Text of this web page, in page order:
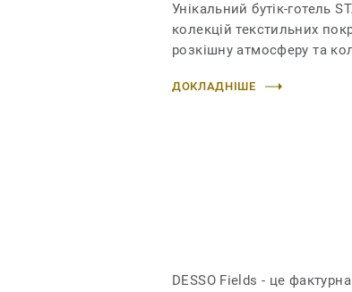
Унікальний бутік-готель
колекцій текстильних
розкішну атмосферу та
ДОКЛАДНІШЕ
DESSO Fields - це